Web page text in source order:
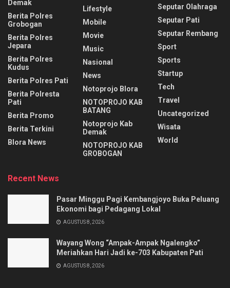
Demak
Berita Polres
Grobogan
Berita Polres
Jepara
Berita Polres
Kudus
Berita Polres Pati
Berita Polresta
Pati
Berita Promo
Berita Terkini
Blora News
Lifestyle
Mobile
Movie
Music
Nasional
News
Notoprojo Blora
NOTOPROJO KAB
BATANG
Notoprojo Kab
Demak
NOTOPROJO KAB
GROBOGAN
Seputar Olahraga
Seputar Pati
Seputar Rembang
Sport
Sports
Startup
Tech
Travel
Uncategorized
Wisata
World
Recent News
Pasar Minggu Pagi Kembangjoyo Buka Peluang
Ekonomi bagi Pedagang Lokal
AGUSTUS 8, 2026
Wayang Wong “Ampak-Ampak Ngalengko”
Meriahkan Hari Jadi ke-703 Kabupaten Pati
AGUSTUS 8, 2026